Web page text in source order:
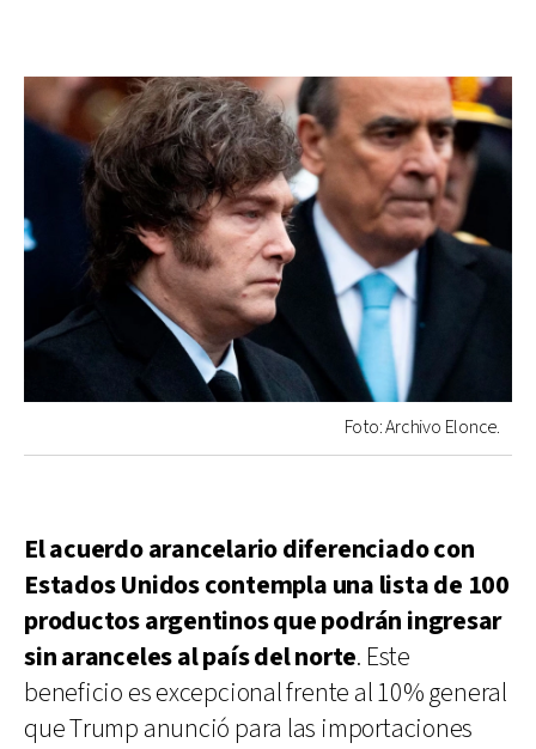
Foto: Archivo Elonce.
El acuerdo arancelario diferenciado con
Estados Unidos contempla una lista de 100
productos argentinos que podrán ingresar
sin aranceles al país del norte. Este
beneficio es excepcional frente al 10% general
que Trump anunció para las importaciones